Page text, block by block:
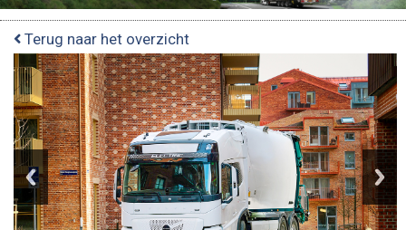
Terug naar het overzicht